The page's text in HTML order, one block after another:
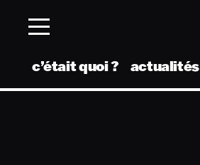
c’était quoi ? actualités